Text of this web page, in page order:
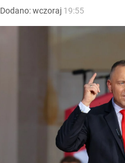
Dodano:wczoraj 19:55